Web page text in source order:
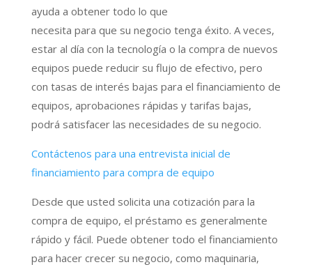
ayuda a obtener todo lo que
necesita para que su negocio tenga éxito. A veces,
estar al día con la tecnología o la compra de nuevos
equipos puede reducir su flujo de efectivo, pero
con tasas de interés bajas para el financiamiento de
equipos, aprobaciones rápidas y tarifas bajas,
podrá satisfacer las necesidades de su negocio.
Contáctenos para una entrevista inicial de
financiamiento para compra de equipo
Desde que usted solicita una cotización para la
compra de equipo, el préstamo es generalmente
rápido y fácil. Puede obtener todo el financiamiento
para hacer crecer su negocio, como maquinaria,